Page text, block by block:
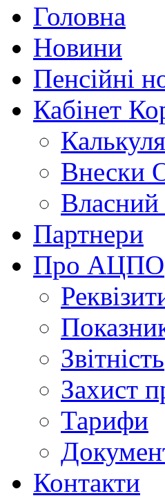
Головна
Новини
Пенсійні
Кабінет
Внески
Власний
Партнери
Про АЦПО
Звітність
Захист
Тарифи
Контакти